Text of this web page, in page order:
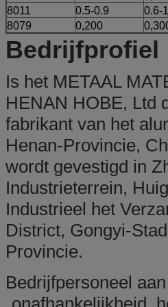
8011
0.5-0.9 0.6-
8079
0,200
Bedrijfprofiel
Is het METAAL
HENAN HOBE, Ltd
fabrikant van het
Henan-Provincie,
wordt gevestigd in
Industrieterrein,
Industrieel het
District, Gongyi-
Provincie.
Bedrijfpersoneel